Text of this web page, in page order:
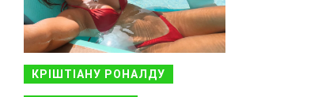
КРІШТІАНУ РОНАЛДУ